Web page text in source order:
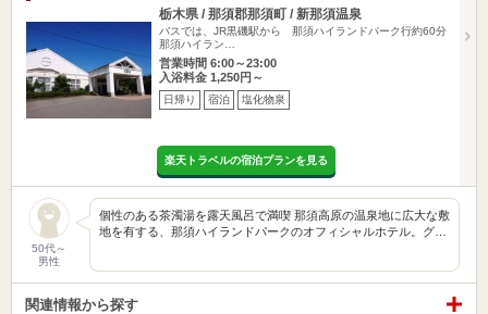
栃木県 / 那須郡那須町 / 新那須温泉
バスでは、JR黒磯駅から 那須ハイランドパーク行約60分
那須ハイラン…
営業時間 6:00～23:00
入浴料金 1,250円～
日帰り 宿泊 塩化物泉
楽天トラベルの宿泊プランを見る
50代～
男性
個性のある茶濁湯を露天風呂で満喫 那須高原の温泉地に広大な敷
地を有する、那須ハイランドパークのオフィシャルホテル。グ…
関連情報から探す